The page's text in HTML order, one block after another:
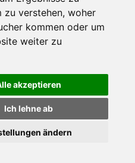
zu verstehen, woher
kommen oder um
weiter zu
akzeptieren
Ich lehne ab
ändern
empfehlen drucken
Reisebedingungen